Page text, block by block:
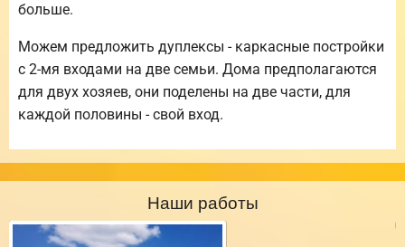
больше.
Можем предложить дуплексы - каркасные постройки
с 2-мя входами на две семьи. Дома предполагаются
для двух хозяев, они поделены на две части, для
каждой половины - свой вход.
Наши работы